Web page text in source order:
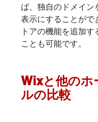
ば、独自のドメイ
表示にすることがで
トアの機能を追加
ことも可能です。
Wixと他のホ
ルの比較